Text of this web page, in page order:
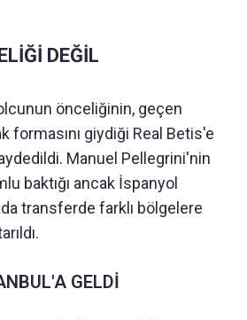
DEĞİL
önceliğinin, geçen
formasını giydiği Real Betis'e
Manuel Pellegrini'nin
baktığı ancak İspanyol
transferde farklı bölgelere
GELDİ